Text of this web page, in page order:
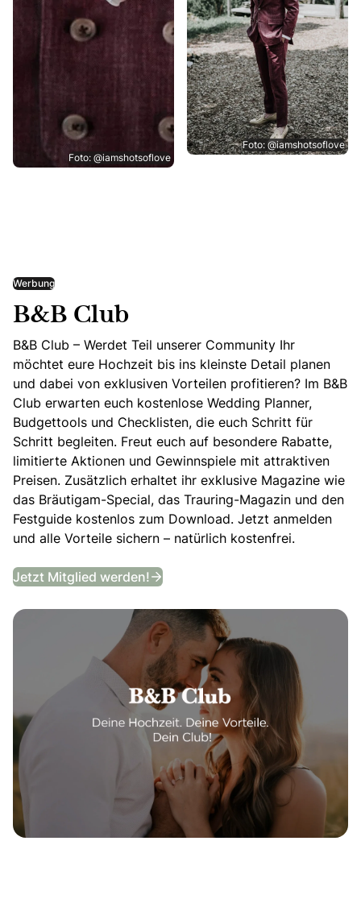
Foto: @iamshotsoflove
Foto: @iamshotsoflove
Werbung
B&B Club
B&B Club – Werdet Teil unserer Community Ihr
möchtet eure Hochzeit bis ins kleinste Detail planen
und dabei von exklusiven Vorteilen profitieren? Im B&B
Club erwarten euch kostenlose Wedding Planner,
Budgettools und Checklisten, die euch Schritt für
Schritt begleiten. Freut euch auf besondere Rabatte,
limitierte Aktionen und Gewinnspiele mit attraktiven
Preisen. Zusätzlich erhaltet ihr exklusive Magazine wie
das Bräutigam-Special, das Trauring-Magazin und den
Festguide kostenlos zum Download. Jetzt anmelden
und alle Vorteile sichern – natürlich kostenfrei.
Jetzt Mitglied werden! B&B Club